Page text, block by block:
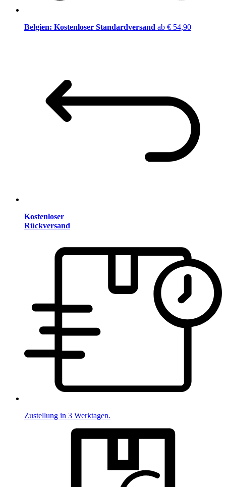
Belgien: Kostenloser Standardversand ab € 54,90
Kostenloser
Rückversand
Zustellung in 3 Werktagen.